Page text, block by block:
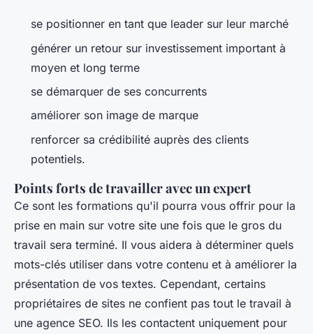
se positionner en tant que leader sur leur marché
générer un retour sur investissement important à
moyen et long terme
se démarquer de ses concurrents
améliorer son image de marque
renforcer sa crédibilité auprès des clients
potentiels.
Points forts de travailler avec un expert
Ce sont les formations qu'il pourra vous offrir pour la
prise en main sur votre site une fois que le gros du
travail sera terminé. Il vous aidera à déterminer quels
mots-clés utiliser dans votre contenu et à améliorer la
présentation de vos textes. Cependant, certains
propriétaires de sites ne confient pas tout le travail à
une agence SEO. Ils les contactent uniquement pour